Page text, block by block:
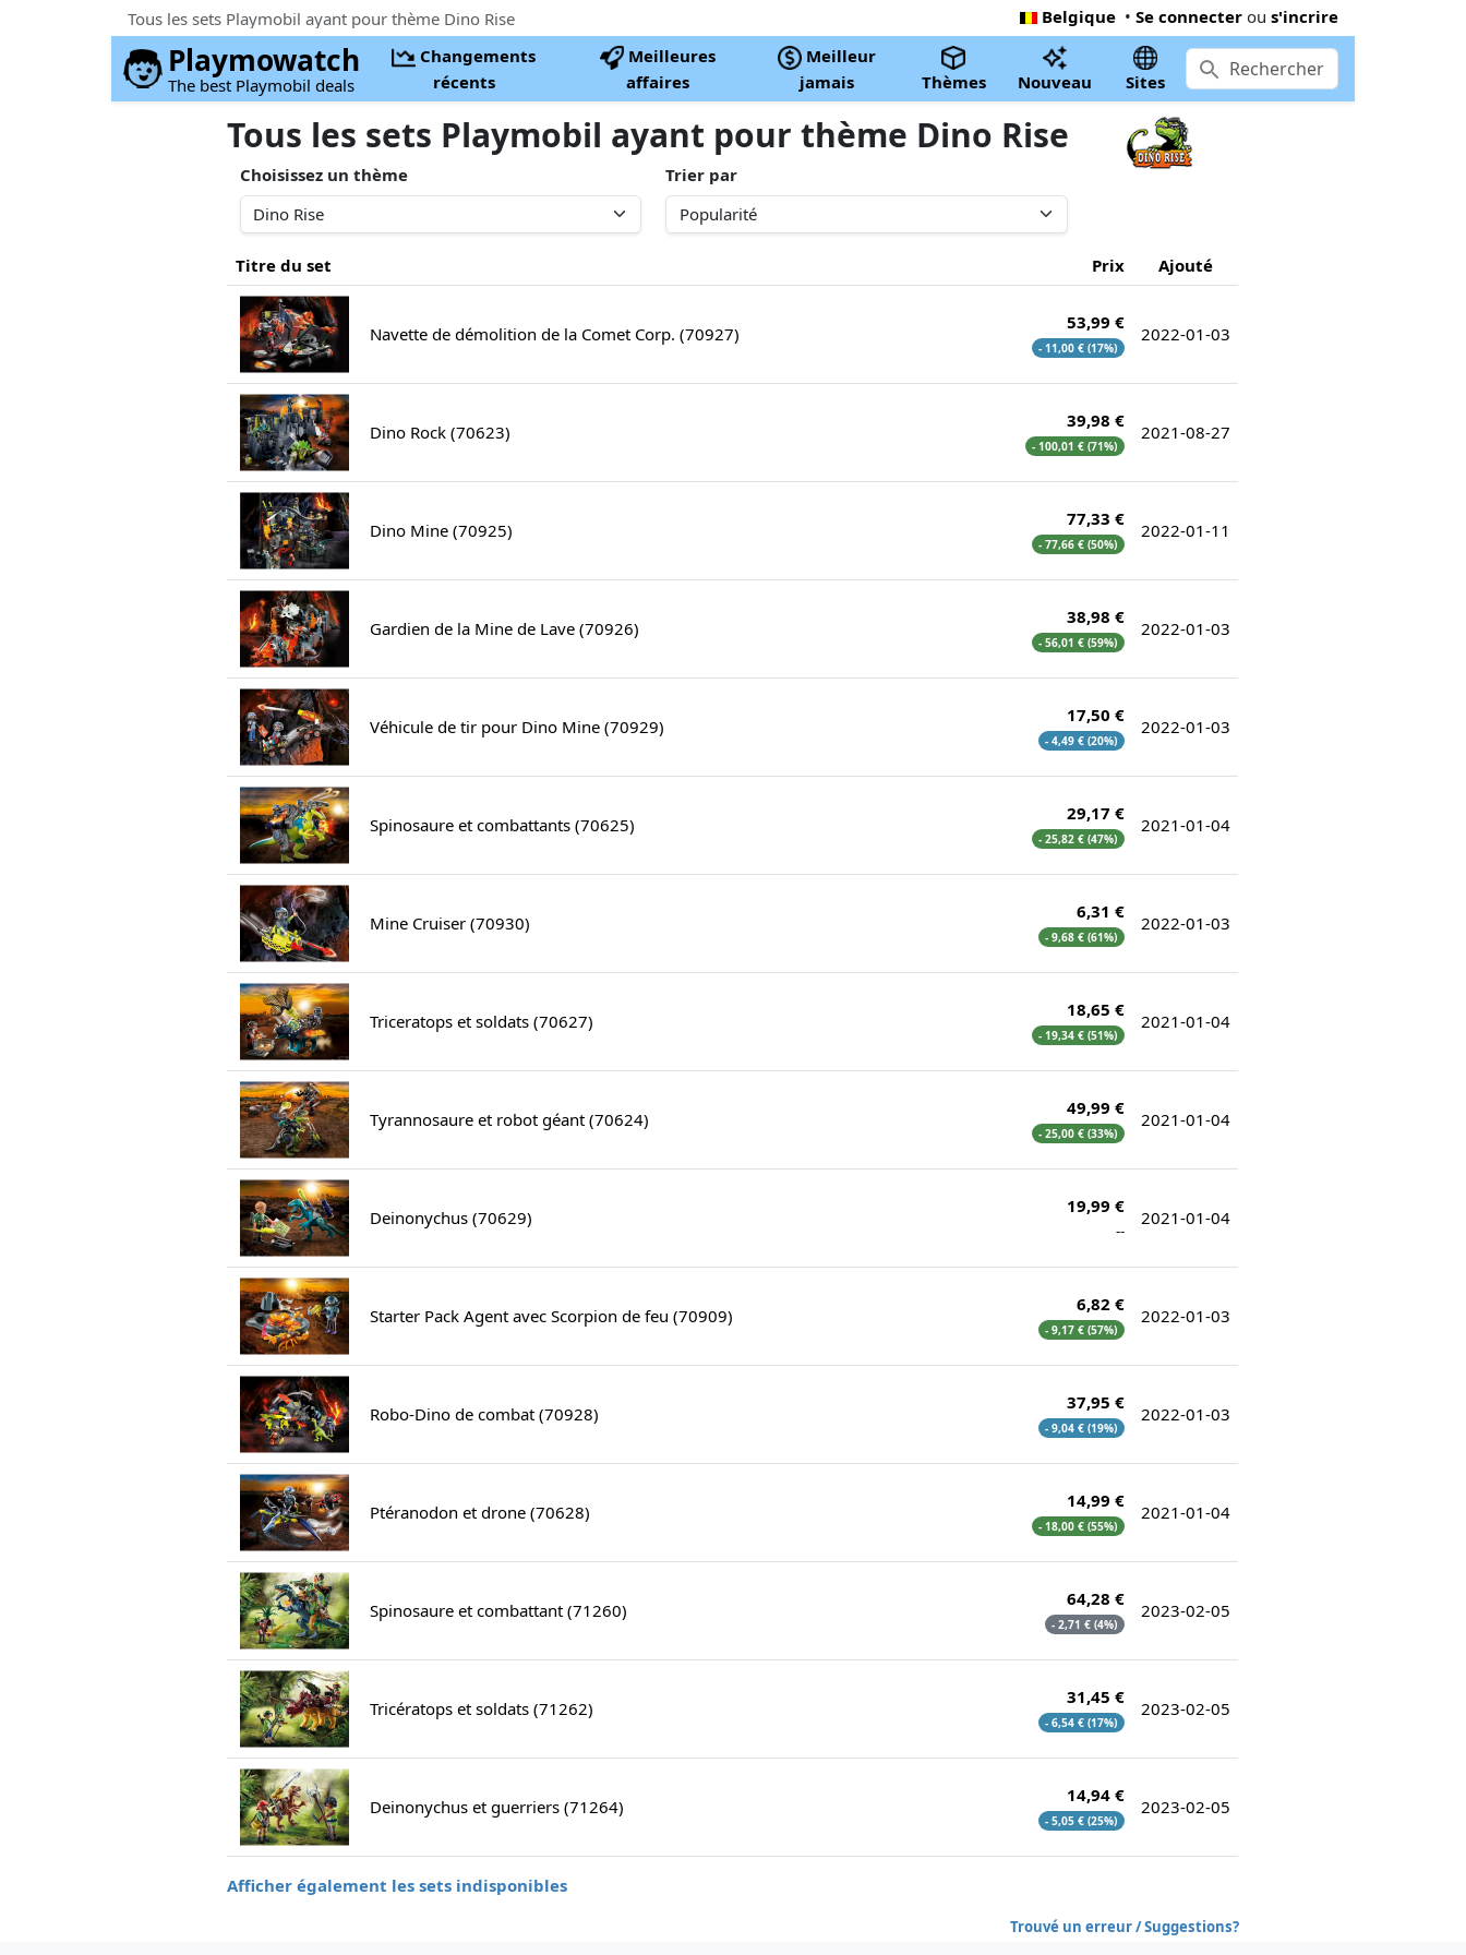
Tous les sets Playmobil ayant pour thème Dino Rise Belgique • Se connecter ou s'incrire
Playmowatch
The best Playmobil deals
Changements
récents
Meilleures
affaires
Meilleur
jamais
Thèmes Nouveau Sites
Tous les sets Playmobil ayant pour thème Dino Rise
Choisissez un thème Trier par
Titre du set Prix Ajouté
Navette de démolition de la Comet Corp. (70927)
53,99 €
- 11,00 € (17%)
2022-01-03
Dino Rock (70623)
39,98 €
- 100,01 € (71%)
2021-08-27
Dino Mine (70925)
77,33 €
- 77,66 € (50%)
2022-01-11
Gardien de la Mine de Lave (70926)
38,98 €
- 56,01 € (59%)
2022-01-03
Véhicule de tir pour Dino Mine (70929)
17,50 €
- 4,49 € (20%)
2022-01-03
Spinosaure et combattants (70625)
29,17 €
- 25,82 € (47%)
2021-01-04
Mine Cruiser (70930)
6,31 €
- 9,68 € (61%)
2022-01-03
Triceratops et soldats (70627)
18,65 €
- 19,34 € (51%)
2021-01-04
Tyrannosaure et robot géant (70624)
49,99 €
- 25,00 € (33%)
2021-01-04
Deinonychus (70629)
19,99 €
--
2021-01-04
Starter Pack Agent avec Scorpion de feu (70909)
6,82 €
- 9,17 € (57%)
2022-01-03
Robo-Dino de combat (70928)
37,95 €
- 9,04 € (19%)
2022-01-03
Ptéranodon et drone (70628)
14,99 €
- 18,00 € (55%)
2021-01-04
Spinosaure et combattant (71260)
64,28 €
- 2,71 € (4%)
2023-02-05
Tricératops et soldats (71262)
31,45 €
- 6,54 € (17%)
2023-02-05
Deinonychus et guerriers (71264)
14,94 €
- 5,05 € (25%)
2023-02-05
Afficher également les sets indisponibles
Trouvé un erreur / Suggestions?